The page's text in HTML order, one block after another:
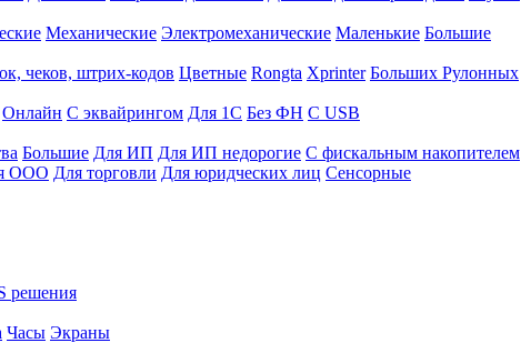
Механические Электромеханические Маленькие Большие
чеков, штрих-кодов Цветные Rongta Xprinter Больших Рулонных
Онлайн С эквайрингом Для 1С Без ФН С USB
Большие Для ИП Для ИП недорогие С фискальным накопителем
ООО Для торговли Для юридческих лиц Сенсорные
решения
Часы Экраны